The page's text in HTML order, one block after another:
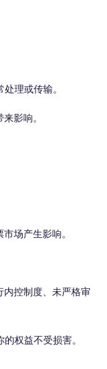
理或传输。
影响。
场产生影响。
控制度、未严格审
权益不受损害。